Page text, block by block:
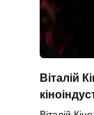
Віталій